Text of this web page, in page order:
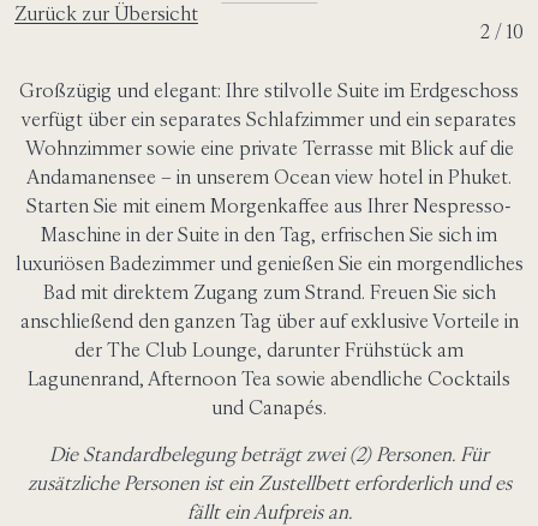
Zurück zur Übersicht
2 / 10
Großzügig und elegant: Ihre stilvolle Suite im Erdgeschoss
verfügt über ein separates Schlafzimmer und ein separates
Wohnzimmer sowie eine private Terrasse mit Blick auf die
Andamanensee – in unserem Ocean view hotel in Phuket.
Starten Sie mit einem Morgenkaffee aus Ihrer Nespresso-
Maschine in der Suite in den Tag, erfrischen Sie sich im
luxuriösen Badezimmer und genießen Sie ein morgendliches
Bad mit direktem Zugang zum Strand. Freuen Sie sich
anschließend den ganzen Tag über auf exklusive Vorteile in
der The Club Lounge, darunter Frühstück am
Lagunenrand, Afternoon Tea sowie abendliche Cocktails
und Canapés.
Die Standardbelegung beträgt zwei (2) Personen. Für
zusätzliche Personen ist ein Zustellbett erforderlich und es
fällt ein Aufpreis an.